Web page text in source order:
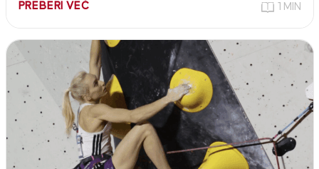
PREBERI VEČ 1 MIN